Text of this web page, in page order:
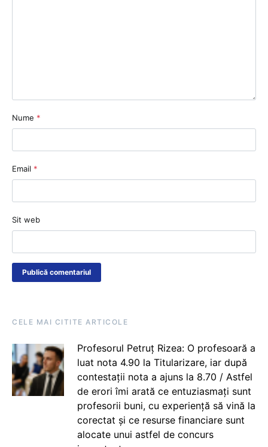
Nume *
Email *
Sit web
CELE MAI CITITE ARTICOLE
Profesorul Petruț Rizea: O profesoară a
luat nota 4.90 la Titularizare, iar după
contestații nota a ajuns la 8.70 / Astfel
de erori îmi arată ce entuziasmați sunt
profesorii buni, cu experiență să vină la
corectat și ce resurse financiare sunt
alocate unui astfel de concurs